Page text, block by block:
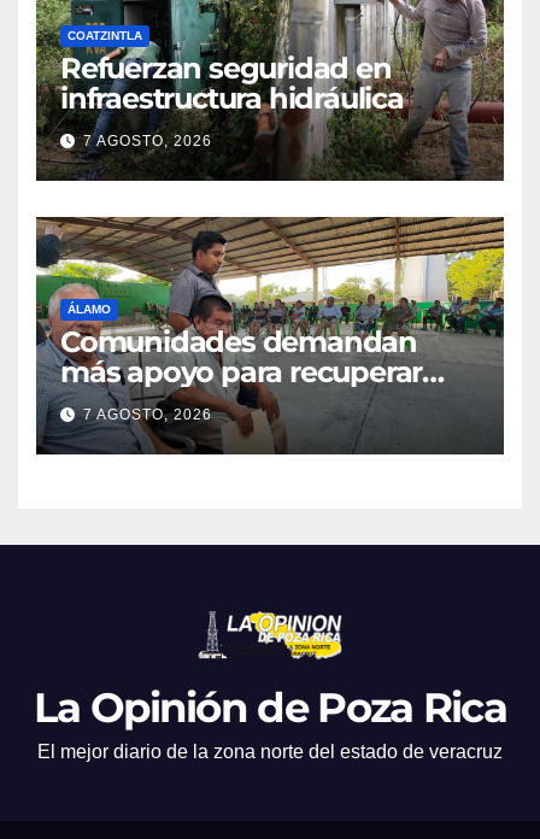
COATZINTLA
Refuerzan seguridad en
infraestructura hidráulica
7 AGOSTO, 2026
ÁLAMO
Comunidades demandan
más apoyo para recuperar
parcelas
7 AGOSTO, 2026
La Opinión de Poza Rica
El mejor diario de la zona norte del estado de veracruz